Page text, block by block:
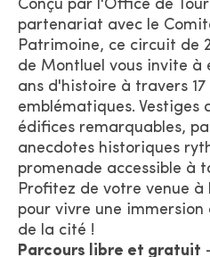
Conçu par l'Office de
partenariat avec le
Patrimoine, ce circuit de
de Montluel vous invite à
ans d'histoire à travers
emblématiques. Vestiges
édifices remarquables,
anecdotes historiques
promenade accessible à
Profitez de votre venue à
pour vivre une
de la cité !
Parcours libre et gratuit